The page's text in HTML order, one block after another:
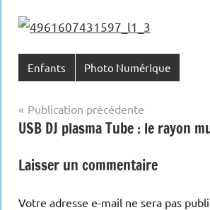
Enfants Photo Numérique
Navigation
de
l’article
Publication précédente
USB DJ plasma Tube : le rayon
Laisser un commentaire
Votre adresse e-mail ne sera pas